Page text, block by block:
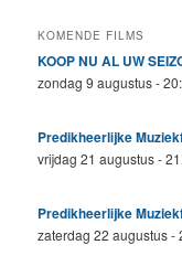
KOMENDE FILMS
KOOP NU AL UW
zondag 9 augustus -
Predikheerlijke
vrijdag 21 augustus -
Predikheerlijke
zaterdag 22 augustus -